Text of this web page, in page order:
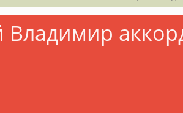
Владимир